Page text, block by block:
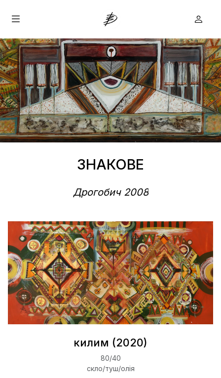
ЗНАКОВЕ
Дрогобич 2008
килим (2020)
80/40
скло/туш/олія